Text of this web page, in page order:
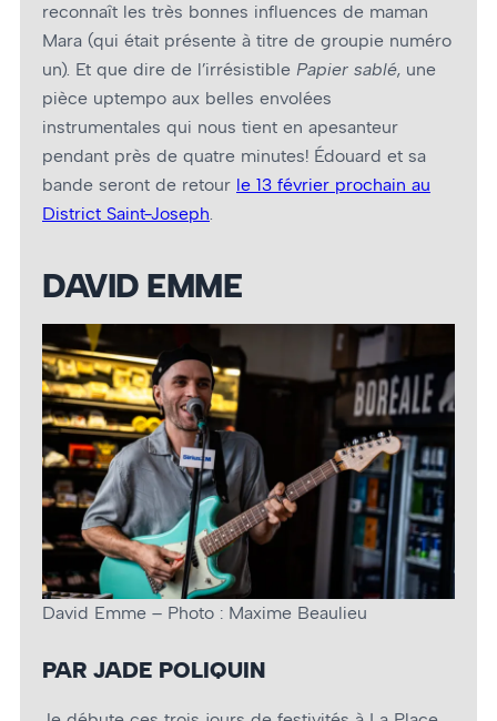
reconnaît les très bonnes influences de maman
Mara (qui était présente à titre de groupie numéro
un). Et que dire de l’irrésistible Papier sablé, une
pièce uptempo aux belles envolées
instrumentales qui nous tient en apesanteur
pendant près de quatre minutes! Édouard et sa
bande seront de retour le 13 février prochain au
District Saint-Joseph.
DAVID EMME
David Emme – Photo : Maxime Beaulieu
PAR JADE POLIQUIN